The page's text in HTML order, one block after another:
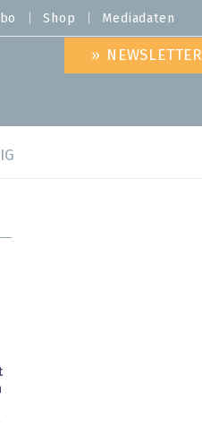
Shop Mediadaten
» NEWSLETTER